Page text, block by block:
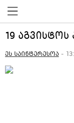
19
ეს საინტერესოა -